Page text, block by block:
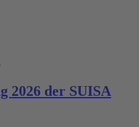
2026 der SUISA